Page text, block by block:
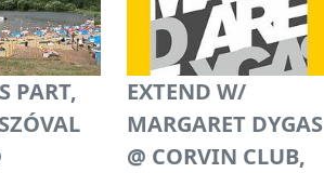
PART,
EXTEND W/
MARGARET DYGAS
@ CORVIN CLUB,